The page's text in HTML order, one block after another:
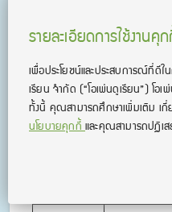
การนำเสนอ
prevent
ป้องกัน
prevention
การป้องกัน
รายละเอียดการใช้งานคุ
เพื่อประโยชน์และประสบการณ์ที่ดีใ
เรียน จํากัด (“โอเพ่นดูเรียน”)โอ
ทั้งนี้ คุณสามารถศึกษาเพิ่มเติม เกี่
นโยบายคุกกี้และคุณสามารถปฏิเ